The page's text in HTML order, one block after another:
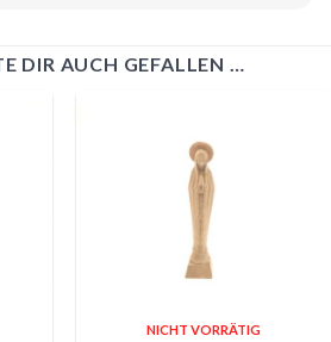
DIR AUCH GEFALLEN …
NICHT VORRÄTIG